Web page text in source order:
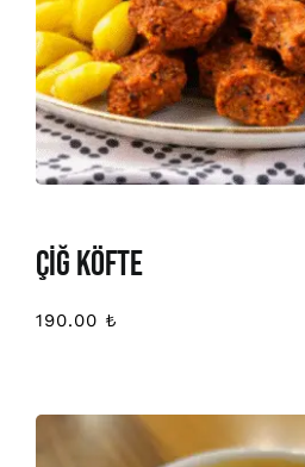
ÇİĞ KÖFTE
190.00 ₺